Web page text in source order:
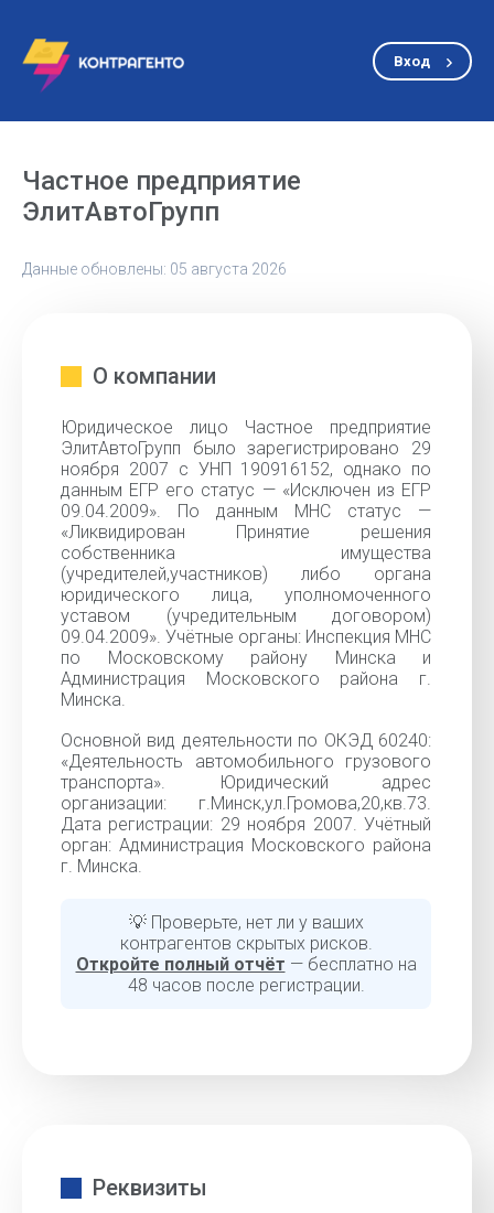
Вход
Частное предприятие
ЭлитАвтоГрупп
Данные обновлены: 05 августа 2026
О компании
Юридическое лицо Частное предприятие
ЭлитАвтоГрупп было зарегистрировано 29
ноября 2007 с УНП 190916152, однако по
данным ЕГР его статус — «Исключен из ЕГР
09.04.2009». По данным МНС статус —
«Ликвидирован Принятие решения
собственника имущества
(учредителей,участников) либо органа
юридического лица, уполномоченного
уставом (учредительным договором)
09.04.2009». Учётные органы: Инспекция МНС
по Московскому району Минска и
Администрация Московского района г.
Минска.
Основной вид деятельности по ОКЭД 60240:
«Деятельность автомобильного грузового
транспорта». Юридический адрес
организации: г.Минск,ул.Громова,20,кв.73.
Дата регистрации: 29 ноября 2007. Учётный
орган: Администрация Московского района
г. Минска.
💡 Проверьте, нет ли у ваших
контрагентов скрытых рисков.
Откройте полный отчёт — бесплатно на
48 часов после регистрации.
Реквизиты